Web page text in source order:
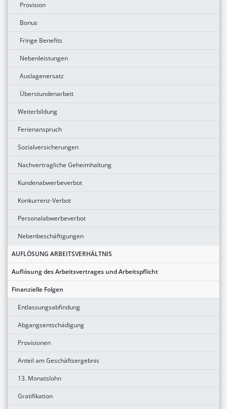
Provision
Bonus
Fringe Benefits
Nebenleistungen
Auslagenersatz
Überstundenarbeit
Weiterbildung
Ferienanspruch
Sozialversicherungen
Nachvertragliche Geheimhaltung
Kundenabwerbeverbot
Konkurrenz-Verbot
Personalabwerbeverbot
Nebenbeschäftigungen
AUFLÖSUNG ARBEITSVERHÄLTNIS
Auflösung des Arbeitsvertrages und Arbeitspflicht
Finanzielle Folgen
Entlassungsabfindung
Abgangsentschädigung
Provisionen
Anteil am Geschäftsergebnis
13. Monatslohn
Gratifikation